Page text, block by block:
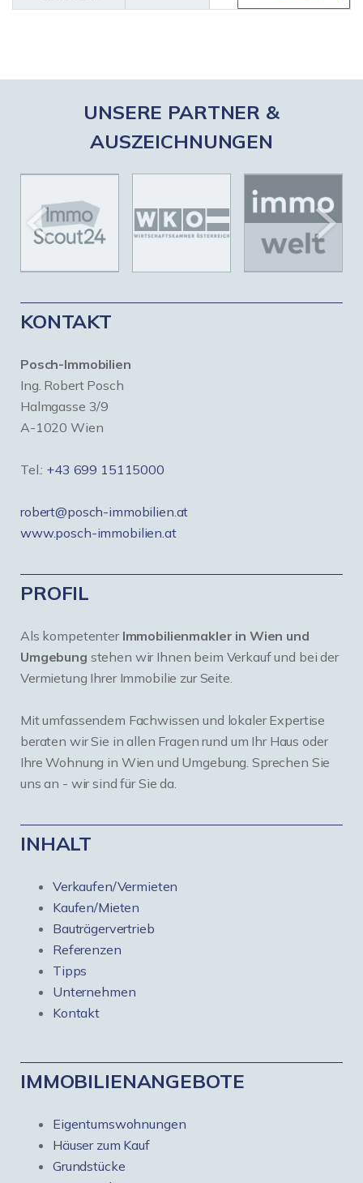
UNSERE PARTNER &
AUSZEICHNUNGEN
KONTAKT
Posch-Immobilien
Ing. Robert Posch
Halmgasse 3/9
A-1020 Wien
Tel.: +43 699 15115000
robert@posch-immobilien.at
www.posch-immobilien.at
PROFIL
Als kompetenter Immobilienmakler in Wien und
Umgebung stehen wir Ihnen beim Verkauf und bei der
Vermietung Ihrer Immobilie zur Seite.
Mit umfassendem Fachwissen und lokaler Expertise
beraten wir Sie in allen Fragen rund um Ihr Haus oder
Ihre Wohnung in Wien und Umgebung. Sprechen Sie
uns an - wir sind für Sie da.
INHALT
Verkaufen/Vermieten
Kaufen/Mieten
Bauträgervertrieb
Referenzen
Tipps
Unternehmen
Kontakt
IMMOBILIENANGEBOTE
Eigentumswohnungen
Häuser zum Kauf
Grundstücke